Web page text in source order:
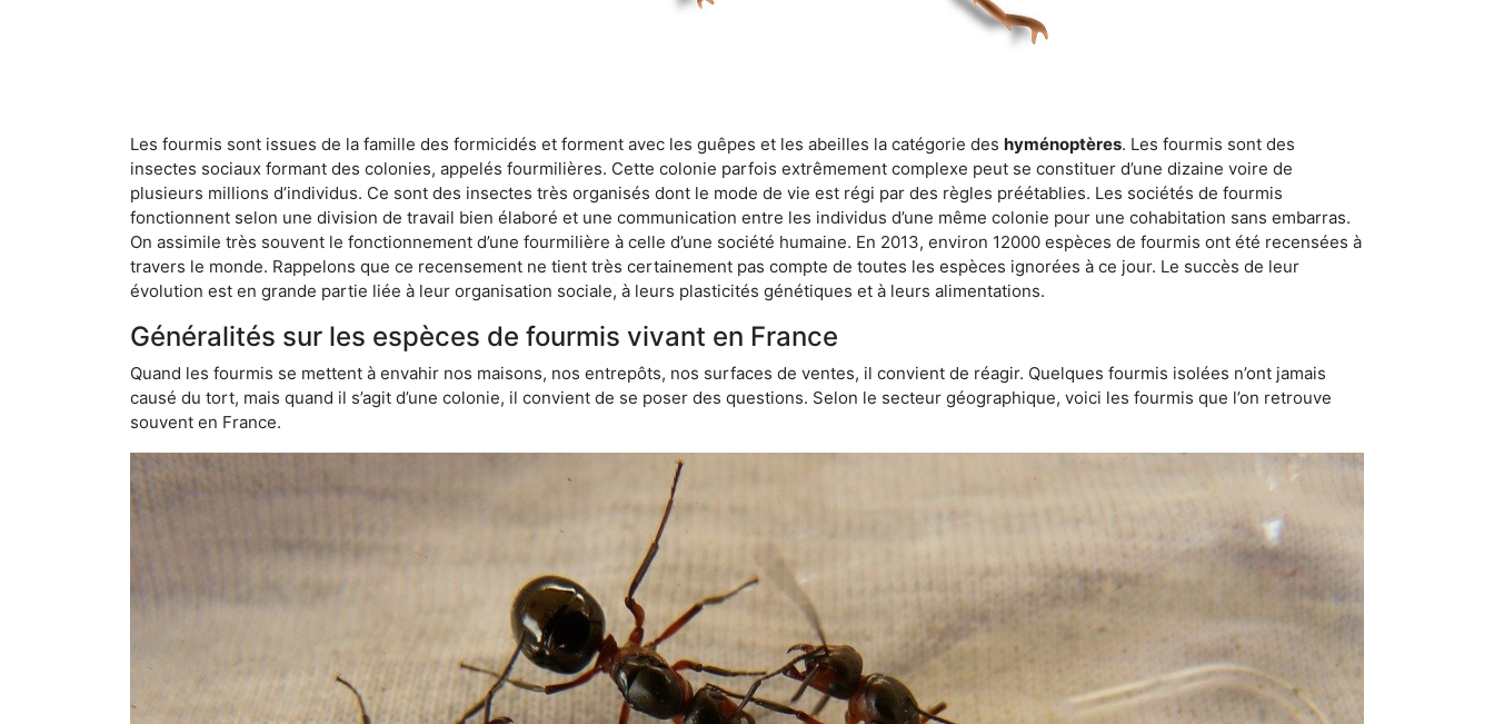
Les fourmis sont issues de la famille des formicidés et forment avec les guêpes et les abeilles la catégorie des hyménoptères. Les fourmis sont des
insectes sociaux formant des colonies, appelés fourmilières. Cette colonie parfois extrêmement complexe peut se constituer d’une dizaine voire de
plusieurs millions d’individus. Ce sont des insectes très organisés dont le mode de vie est régi par des règles préétablies. Les sociétés de fourmis
fonctionnent selon une division de travail bien élaboré et une communication entre les individus d’une même colonie pour une cohabitation sans embarras.
On assimile très souvent le fonctionnement d’une fourmilière à celle d’une société humaine. En 2013, environ 12000 espèces de fourmis ont été recensées à
travers le monde. Rappelons que ce recensement ne tient très certainement pas compte de toutes les espèces ignorées à ce jour. Le succès de leur
évolution est en grande partie liée à leur organisation sociale, à leurs plasticités génétiques et à leurs alimentations.
Généralités sur les espèces de fourmis vivant en France
Quand les fourmis se mettent à envahir nos maisons, nos entrepôts, nos surfaces de ventes, il convient de réagir. Quelques fourmis isolées n’ont jamais
causé du tort, mais quand il s’agit d’une colonie, il convient de se poser des questions. Selon le secteur géographique, voici les fourmis que l’on retrouve
souvent en France.